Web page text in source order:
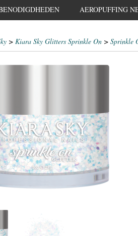
AEROPUFFING
> Kiara Sky Glitters Sprinkle On > Sprinkle